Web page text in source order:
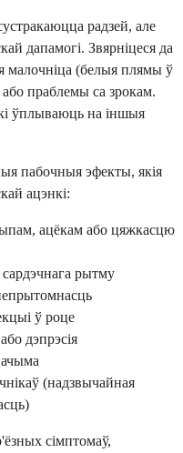
радзей, але
дапамогі. Звярніцеся да
малочніца (белыя плямы ў
праблемы са зрокам.
ўплываюць на іншыя
пабочныя эфекты, якія
ацэнкі:
ацёкам або цяжкасцю
рытму
ў роце
дэпрэсія
(надзвычайная
сімптомаў,